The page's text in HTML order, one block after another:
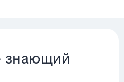
знающий